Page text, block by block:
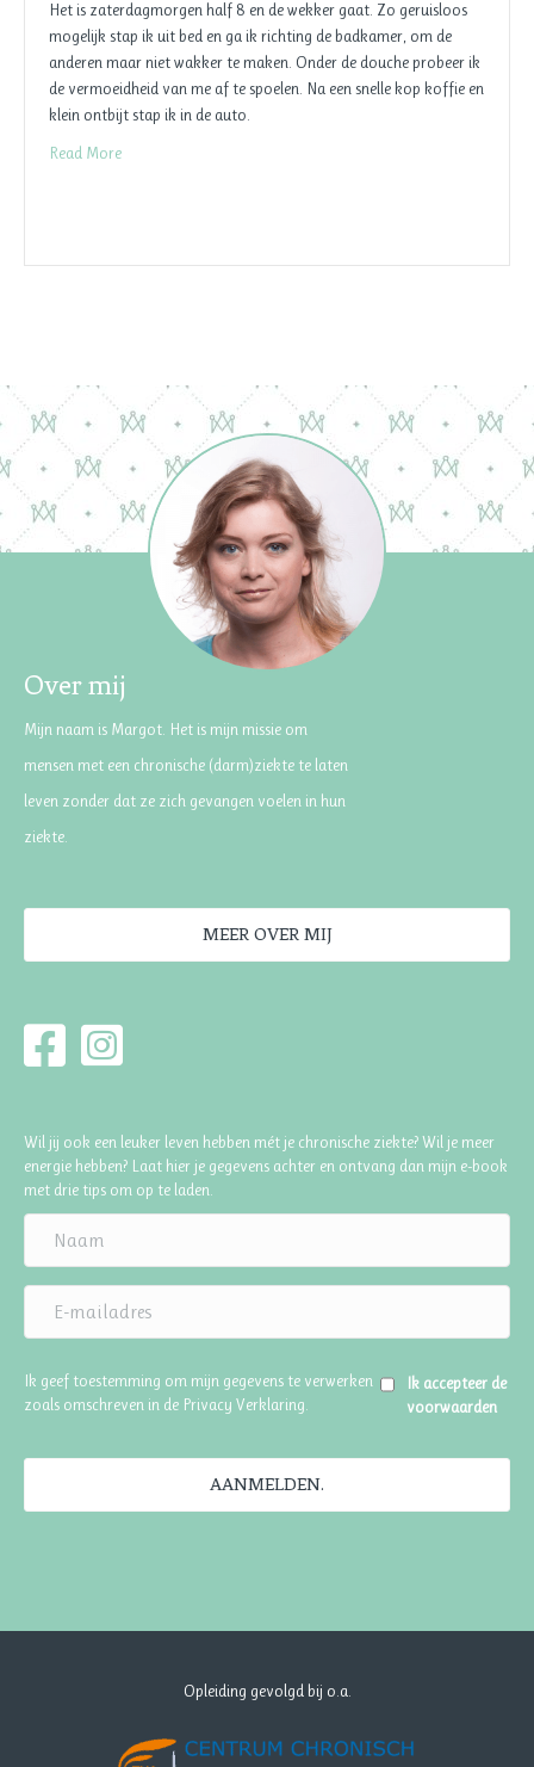
Het is zaterdagmorgen half 8 en de wekker gaat. Zo geruisloos
mogelijk stap ik uit bed en ga ik richting de badkamer, om de
anderen maar niet wakker te maken. Onder de douche probeer ik
de vermoeidheid van me af te spoelen. Na een snelle kop koffie en
klein ontbijt stap ik in de auto.
Read More
Over mij
Mijn naam is Margot. Het is mijn missie om
mensen met een chronische (darm)ziekte te laten
leven zonder dat ze zich gevangen voelen in hun
ziekte.
MEER OVER MIJ
Wil jij ook een leuker leven hebben mét je chronische ziekte? Wil je meer
energie hebben? Laat hier je gegevens achter en ontvang dan mijn e-book
met drie tips om op te laden.
Ik geef toestemming om mijn gegevens te verwerken
zoals omschreven in de Privacy Verklaring
Ik accepteer de
voorwaarden
AANMELDEN.
Opleiding gevolgd bij o.a.